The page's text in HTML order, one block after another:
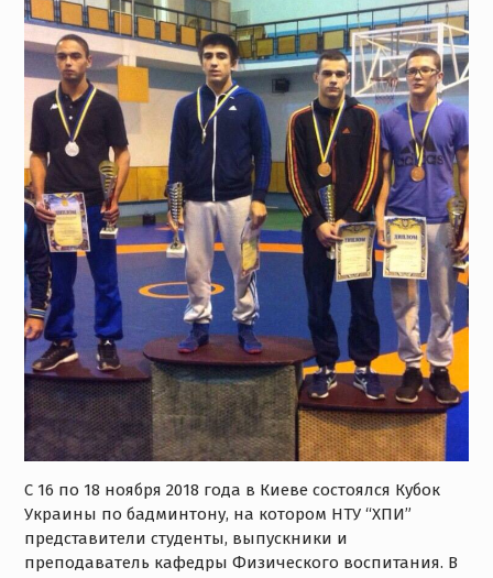
С 16 по 18 ноября 2018 года в Киеве состоялся Кубок
Украины по бадминтону, на котором НТУ “ХПИ”
представители студенты, выпускники и
преподаватель кафедры Физического воспитания. В